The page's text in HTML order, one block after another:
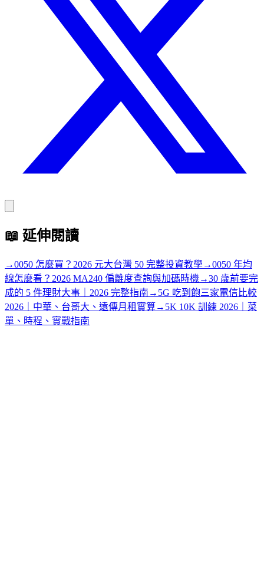
📖 延伸閱讀
→0050 怎麼買？2026 元大台灣 50 完整投資教學→0050 年均
線怎麼看？2026 MA240 偏離度查詢與加碼時機 →30 歲前要完
成的 5 件理財大事｜2026 完整指南 → 5G 吃到飽三家電信比較
2026｜中華、台哥大、遠傳月租實算→ 5K 10K 訓練 2026｜菜
單、時程、實戰指南